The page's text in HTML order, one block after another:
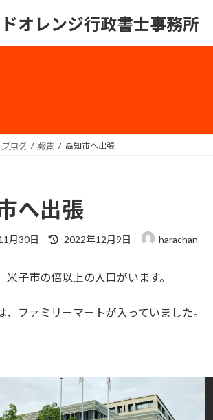
オレンジ行政書士事務所
ブログ 報告 高知市へ出張
へ出張
月30日
最
新
2022年12月9日 harachan
米子市の倍以上の人口がいます。
、ファミリーマートが入っていました。